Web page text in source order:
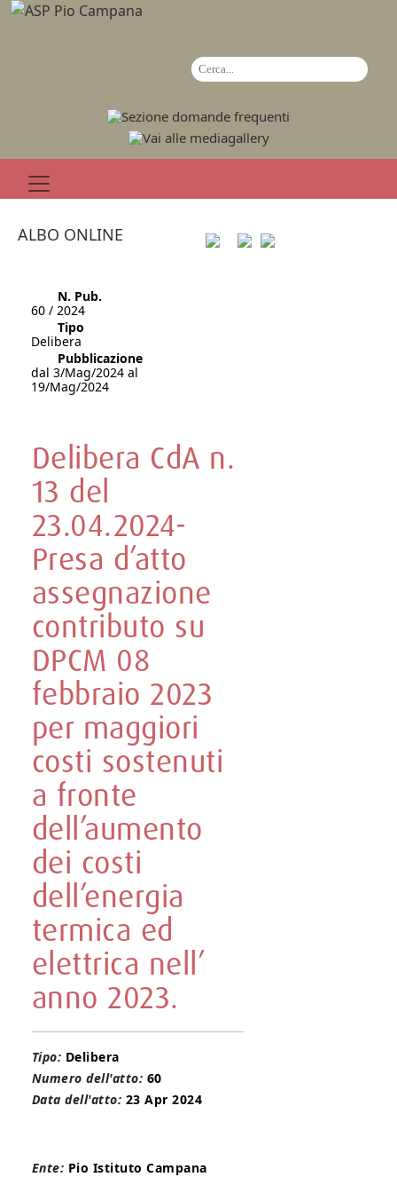
ALBO ONLINE
N. Pub.
60 / 2024
Tipo
Delibera
Pubblicazione
dal 3/Mag/2024 al
19/Mag/2024
Delibera CdA n.
13 del
23.04.2024-
Presa d’atto
assegnazione
contributo su
DPCM 08
febbraio 2023
per maggiori
costi sostenuti
a fronte
dell’aumento
dei costi
dell’energia
termica ed
elettrica nell’
anno 2023.
Tipo: Delibera
Numero dell'atto: 60
Data dell'atto: 23 Apr 2024
Ente: Pio Istituto Campana